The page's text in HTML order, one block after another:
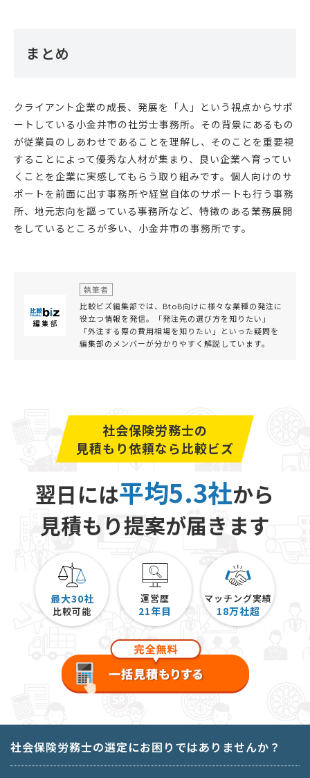
まとめ
クライアント企業の成長、発展を「人」という視点からサポ
ートしている小金井市の社労士事務所。その背景にあるもの
が従業員のしあわせであることを理解し、そのことを重要視
することによって優秀な人材が集まり、良い企業へ育ってい
くことを企業に実感してもらう取り組みです。個人向けのサ
ポートを前面に出す事務所や経営自体のサポートも行う事務
所、地元志向を謳っている事務所など、特徴のある業務展開
をしているところが多い、小金井市の事務所です。
執筆者
比較ビズ編集部では、BtoB向けに様々な業種の発注に
役立つ情報を発信。「発注先の選び方を知りたい」
「外注する際の費用相場を知りたい」といった疑問を
編集部のメンバーが分かりやすく解説しています。
社会保険労務士の
見積もり依頼なら比較ビズ
翌日には平均5.3社から
見積もり提案が届きます
最大30社
比較可能
運営歴
21年目
マッチング実績
18万社超
社会保険労務士の選定にお困りではありませんか？